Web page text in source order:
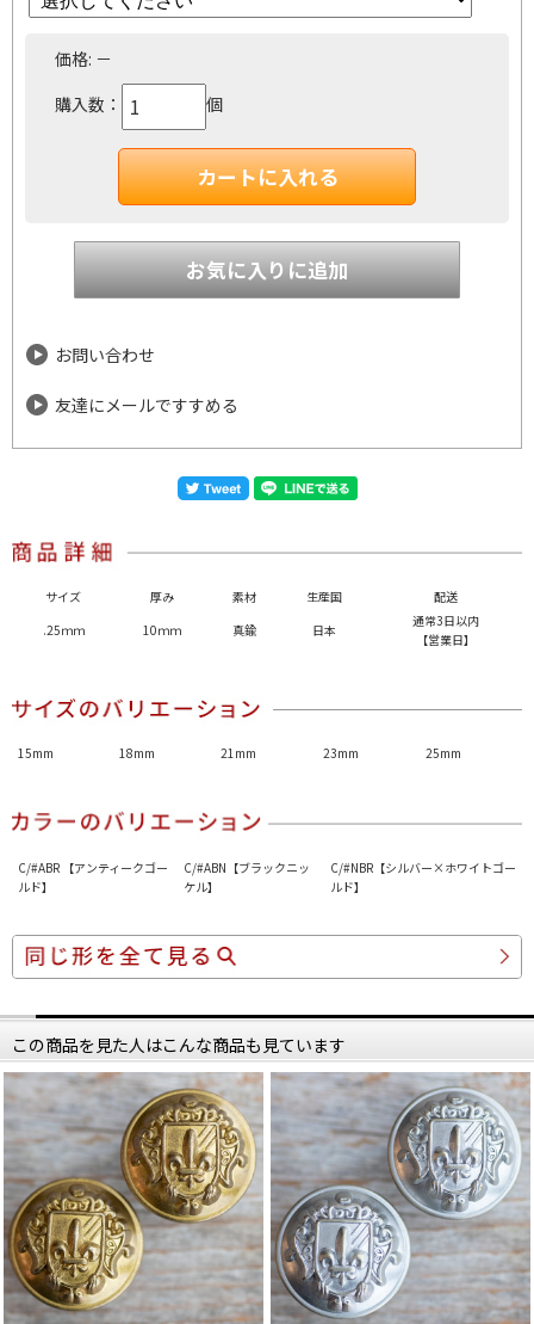
価格: －
購入数：
個
お問い合わせ
友達にメールですすめる
サイズ 厚み 素材 生産国
配送
.25ｍｍ
10ｍｍ 真鍮 日本
通常3日以内
【営業日】
15mm 18mm 21mm 23mm 25mm
C/#ABR 【アンティークゴー
ルド】
C/#ABN【ブラックニッ
ケル】
C/#NBR【シルバー×ホワイトゴー
ルド】
この商品を見た人はこんな商品も見ています